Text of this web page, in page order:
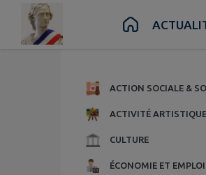
Contenu Recherche
ACTION SOCIALE &
ACTIVITÉ ARTISTIQUE
CULTURE
ÉCONOMIE ET EMPLOI